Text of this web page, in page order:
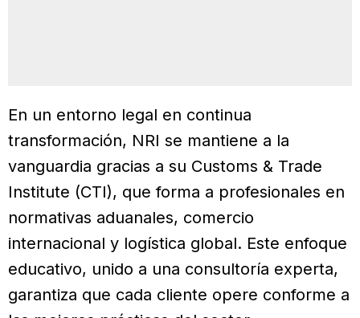
En un entorno legal en continua
transformación, NRI se mantiene a la
vanguardia gracias a su Customs & Trade
Institute (CTI), que forma a profesionales en
normativas aduanales, comercio
internacional y logística global. Este enfoque
educativo, unido a una consultoría experta,
garantiza que cada cliente opere conforme a